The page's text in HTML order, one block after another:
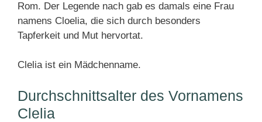
Rom. Der Legende nach gab es damals eine Frau
namens Cloelia, die sich durch besonders
Tapferkeit und Mut hervortat.
Clelia ist ein Mädchenname.
Durchschnittsalter des Vornamens
Clelia